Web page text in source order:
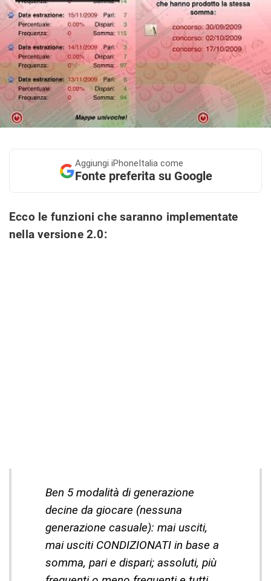
Aggiungi iPhoneItalia come
Fonte preferita su Google
Ecco le funzioni che saranno implementate
nellaversione 2.0:
Ben 5 modalità di generazione
decine da giocare (nessuna
generazione casuale): mai usciti,
mai usciti CONDIZIONATI in base a
somma, pari e dispari; assoluti, più